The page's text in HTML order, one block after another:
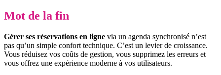
Mot de la fin
Gérer ses réservations en ligne via un agenda synchronisé n’est
pas qu’un simple confort technique. C’est un levier de croissance.
Vous réduisez vos coûts de gestion, vous supprimez les erreurs et
vous offrez une expérience moderne à vos utilisateurs.